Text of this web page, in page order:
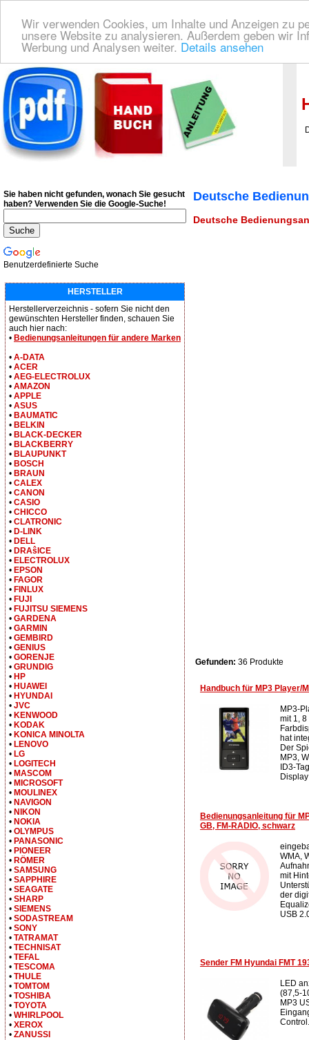
Wir verwenden Cookies, um Inhalte und Anzeigen zu
unsere Website zu analysieren. Außerdem geben wir
Werbung und Analysen weiter. Details ansehen
Deutsche Bedienungsanleitung Downloaden | Wir finden für Sie das
Deutsche
Deutsche
Gefunden: 36 Produkte
Handbuch für MP3 Player/
MP3-
mit 1,
hat
Der
MP3,
ID3-
Bedienungsanleitung für
GB, FM-RADIO, schwarz
WMA,
mit
der
USB
Sender FM Hyundai FMT
LED
(87,5-
MP3
Sie haben nicht gefunden, wonach Sie gesucht
haben? Verwenden Sie die Google-Suche!
Benutzerdefinierte Suche
HERSTELLER
Herstellerverzeichnis - sofern Sie nicht den
gewünschten Hersteller finden, schauen Sie
auch hier nach:
• Bedienungsanleitungen für andere Marken
• A-DATA
• ACER
• AEG-ELECTROLUX
• AMAZON
• APPLE
• ASUS
• BAUMATIC
• BELKIN
• BLACK-DECKER
• BLACKBERRY
• BLAUPUNKT
• BOSCH
• BRAUN
• CALEX
• CANON
• CASIO
• CHICCO
• CLATRONIC
• D-LINK
• DELL
• DRAŝICE
• ELECTROLUX
• EPSON
• FAGOR
• FINLUX
• FUJI
• FUJITSU SIEMENS
• GARDENA
• GARMIN
• GEMBIRD
• GENIUS
• GORENJE
• GRUNDIG
• HP
• HUAWEI
• HYUNDAI
• JVC
• KENWOOD
• KODAK
• KONICA MINOLTA
• LENOVO
• LG
• LOGITECH
• MASCOM
• MICROSOFT
• MOULINEX
• NAVIGON
• NIKON
• NOKIA
• OLYMPUS
• PANASONIC
• PIONEER
• RÖMER
• SAMSUNG
• SAPPHIRE
• SEAGATE
• SHARP
• SIEMENS
• SODASTREAM
• SONY
• TATRAMAT
• TECHNISAT
• TEFAL
• TESCOMA
• THULE
• TOMTOM
• TOSHIBA
• TOYOTA
• WHIRLPOOL
• XEROX
• ZANUSSI